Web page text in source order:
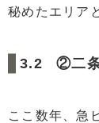
秘めたエリア
②二
ここ数年、急